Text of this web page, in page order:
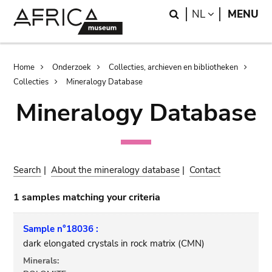
Search
NL LANGUAGE
MENU
Breadcrumb
Home Onderzoek
Collecties, archieven en bibliotheken
Collecties
Mineralogy Database
Mineralogy Database
Search |About the mineralogy database | Contact
1 samples matching your criteria
Sample n°18036 :
dark elongated crystals in rock matrix (CMN)
Minerals: